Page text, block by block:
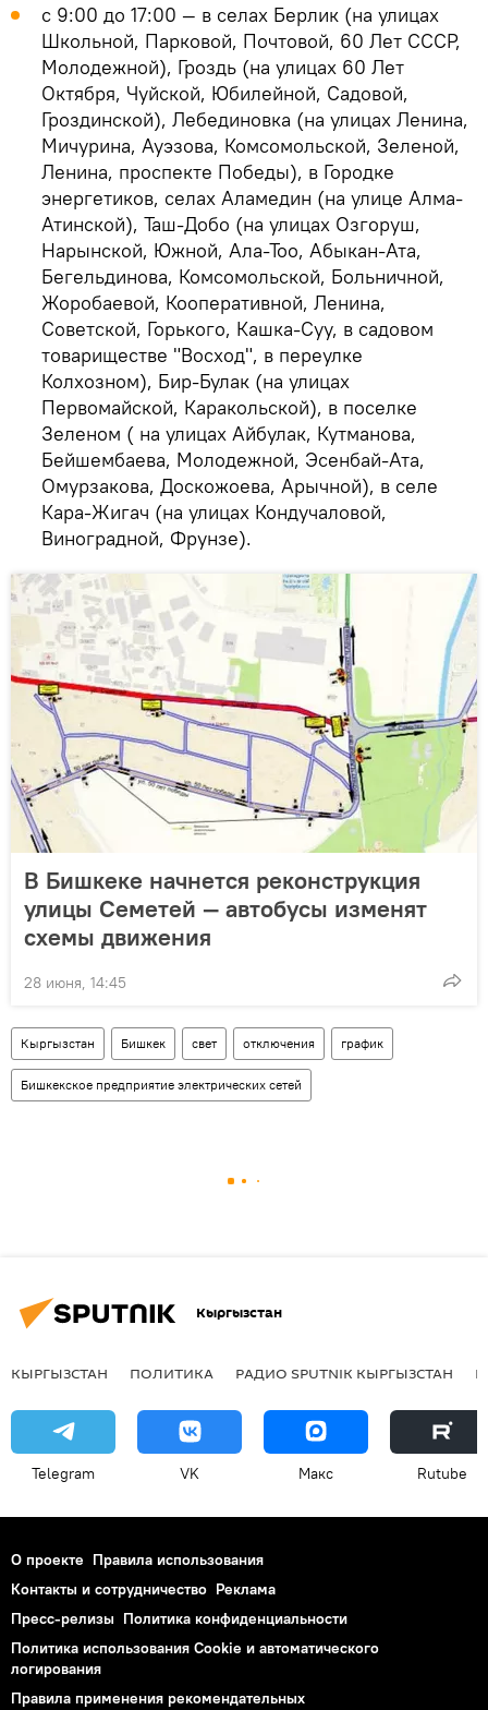
с 9:00 до 17:00 — в селах Берлик (на улицах
Школьной, Парковой, Почтовой, 60 Лет СССР,
Молодежной), Гроздь (на улицах 60 Лет
Октября, Чуйской, Юбилейной, Садовой,
Гроздинской), Лебединовка (на улицах Ленина,
Мичурина, Ауэзова, Комсомольской, Зеленой,
Ленина, проспекте Победы), в Городке
энергетиков, селах Аламедин (на улице Алма-
Атинской), Таш-Добо (на улицах Озгоруш,
Нарынской, Южной, Ала-Тоо, Абыкан-Ата,
Бегельдинова, Комсомольской, Больничной,
Жоробаевой, Кооперативной, Ленина,
Советской, Горького, Кашка-Суу, в садовом
товариществе "Восход", в переулке
Колхозном), Бир-Булак (на улицах
Первомайской, Каракольской), в поселке
Зеленом ( на улицах Айбулак, Кутманова,
Бейшембаева, Молодежной, Эсенбай-Ата,
Омурзакова, Доскожоева, Арычной), в селе
Кара-Жигач (на улицах Кондучаловой,
Виноградной, Фрунзе).
В Бишкеке начнется реконструкция
улицы Семетей — автобусы изменят
схемы движения
28 июня, 14:45
Кыргызстан Бишкек свет отключения график
Бишкекское предприятие электрических сетей
Кыргызстан
КЫРГЫЗСТАН ПОЛИТИКА РАДИО SPUTNIK КЫРГЫЗСТАН
Telegram VK Макс Rutube
О проекте Правила использования
Контакты и сотрудничество Реклама
Пресс-релизы Политика конфиденциальности
Политика использования Cookie и автоматического
логирования
Правила применения рекомендательных